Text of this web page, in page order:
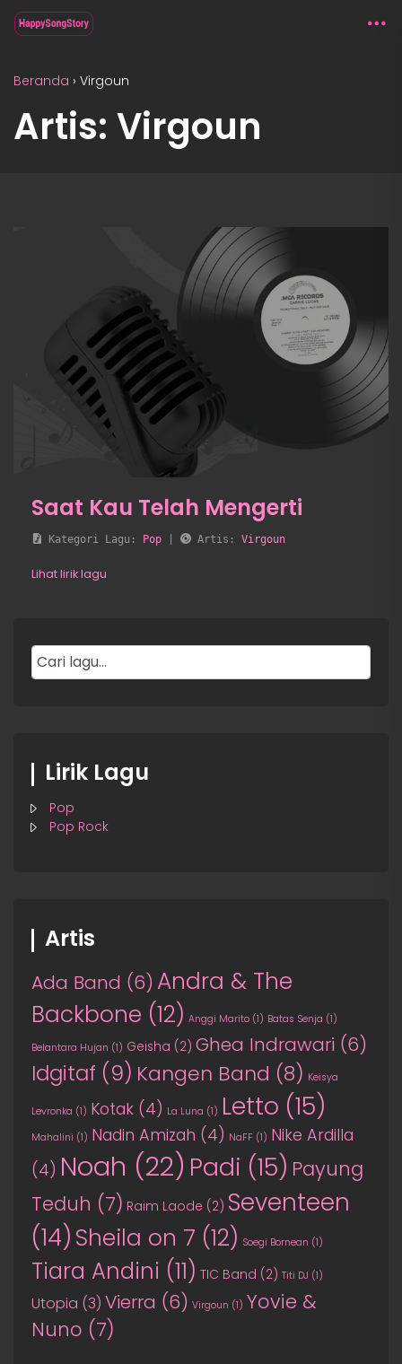
Beranda › Virgoun
Artis: Virgoun
Saat Kau Telah Mengerti
Kategori Lagu: Pop Artis: Virgoun
Lihat lirik lagu
Lirik Lagu
Pop
Pop Rock
Artis
Ada Band (6) Andra & The
Backbone (12) Anggi Marito (1) Batas Senja (1)
Belantara Hujan (1) Geisha (2) Ghea Indrawari (6)
Idgitaf (9) Kangen Band (8) Keisya
Levronka (1) Kotak (4) La Luna (1) Letto (15)
Mahalini (1) Nadin Amizah (4) NaFF (1) Nike Ardilla
(4) Noah (22) Padi (15) Payung
Teduh (7) Raim Laode (2) Seventeen
(14) Sheila on 7 (12) Soegi Bornean (1)
Tiara Andini (11) TIC Band (2) Titi DJ (1)
Utopia (3) Vierra (6) Virgoun (1) Yovie &
Nuno (7)